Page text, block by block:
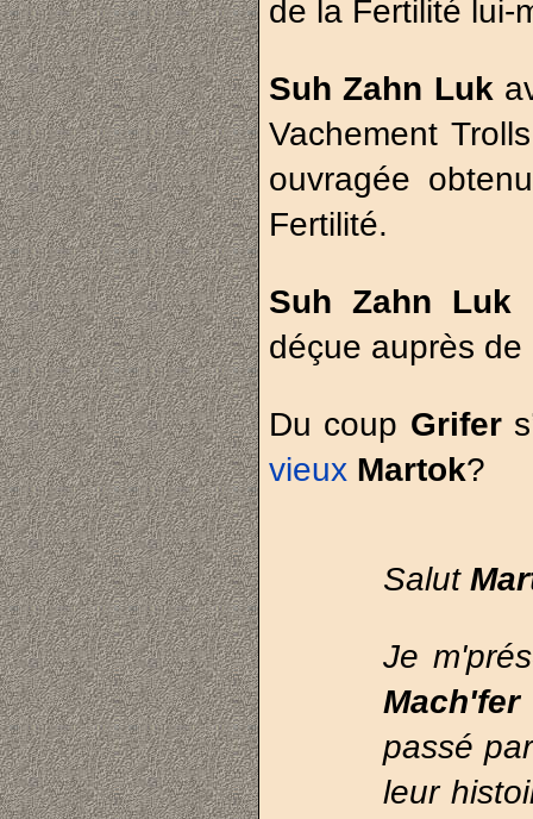
de la Fertilité
Suh Zahn Luk
Vachement
ouvragée
Fertilité.
Suh Zahn Luk
déçue auprès
Du coup Grifer
vieux Martok?
Salut
Je
passé
leur